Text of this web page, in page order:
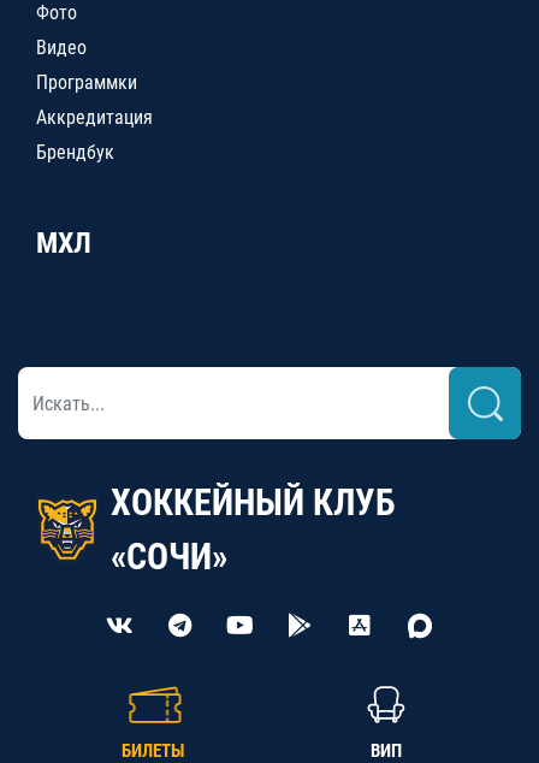
Фото
Видео
Программки
Аккредитация
Брендбук
МХЛ
ХОККЕЙНЫЙ КЛУБ
«СОЧИ»
БИЛЕТЫ ВИП